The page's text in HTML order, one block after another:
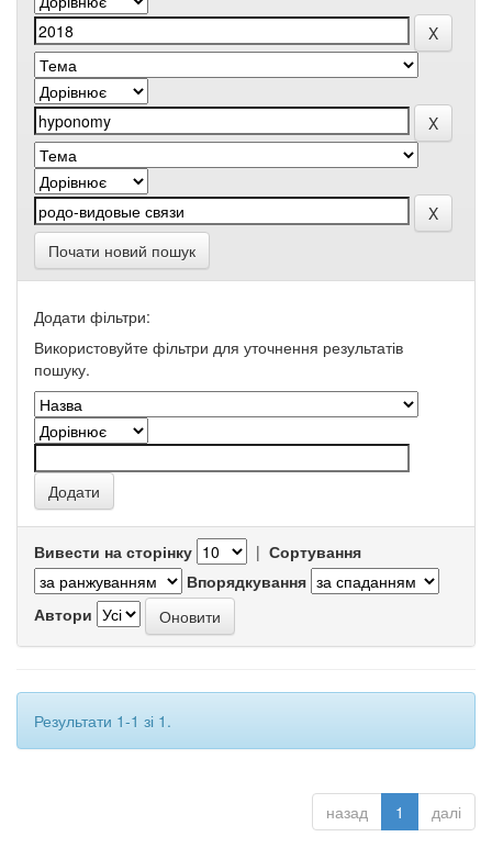
Почати новий пошук
Додати фільтри:
Використовуйте фільтри для уточнення результатів
пошуку.
Вивести на сторінку | Сортування
Впорядкування
Автори
Результати 1-1 зі 1.
назад 1 далі